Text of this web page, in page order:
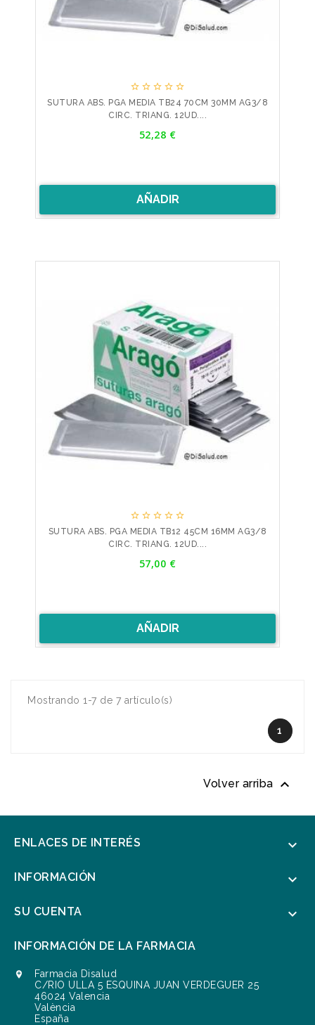
    
SUTURA ABS. PGA MEDIA TB24 70CM 30MM AG3/8
CIRC. TRIANG. 12UD....
52,28 €
AÑADIR
    
SUTURA ABS. PGA MEDIA TB12 45CM 16MM AG3/8
CIRC. TRIANG. 12UD....
57,00 €
AÑADIR
Mostrando 1-7 de 7 artículo(s)
1
Volver arriba 
ENLACES DE INTERÉS 
INFORMACIÓN 
SU CUENTA 
INFORMACIÓN DE LA FARMACIA

Farmacia Disalud
C/RIO ULLA 5 ESQUINA JUAN VERDEGUER 25
46024 Valencia
València
España